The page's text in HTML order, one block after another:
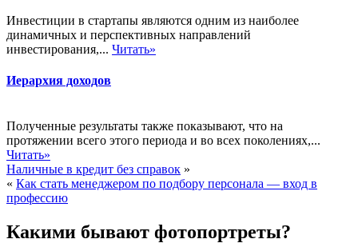
Инвестиции в стартапы являются одним из наиболее
динамичных и перспективных направлений
инвестирования,... Читать»
Иерархия доходов
Полученные результаты также показывают, что на
протяжении всего этого периода и во всех поколениях,...
Читать»
Наличные в кредит без справок »
« Как стать менеджером по подбору персонала — вход в
профессию
Какими бывают фотопортреты?